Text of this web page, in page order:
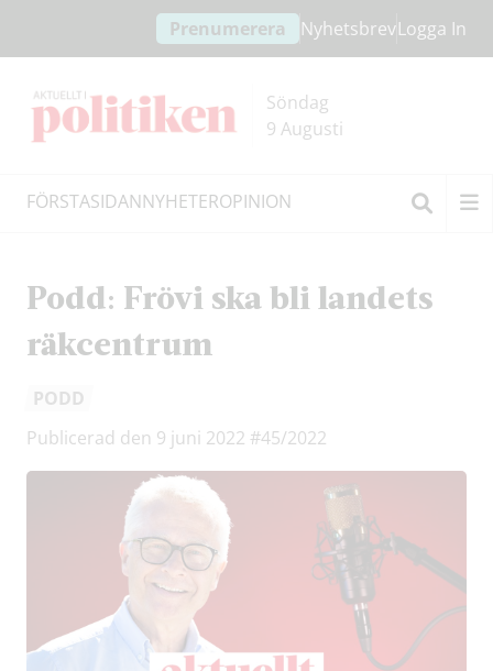
innehållet
headern
Prenumerera NyhetsbrevLogga In
Söndag
9 Augusti
FÖRSTASIDANNYHETEROPINION
Podd: Frövi ska bli landets
räkcentrum
PODD
Publicerad den 9 juni 2022 #45/2022